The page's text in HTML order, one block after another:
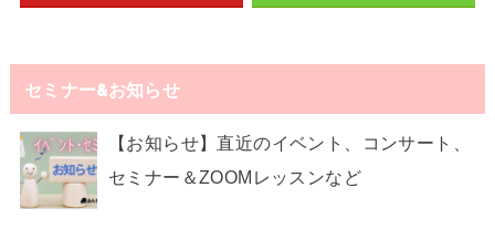
セミナー&お知らせ
【お知らせ】直近のイベント、コンサート、
セミナー＆ZOOMレッスンなど